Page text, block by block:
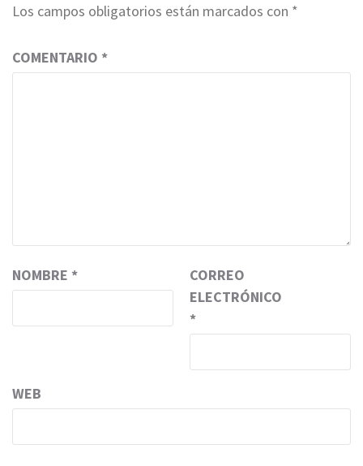
Los campos obligatorios están marcados con *
COMENTARIO *
NOMBRE *
CORREO
ELECTRÓNICO
*
WEB